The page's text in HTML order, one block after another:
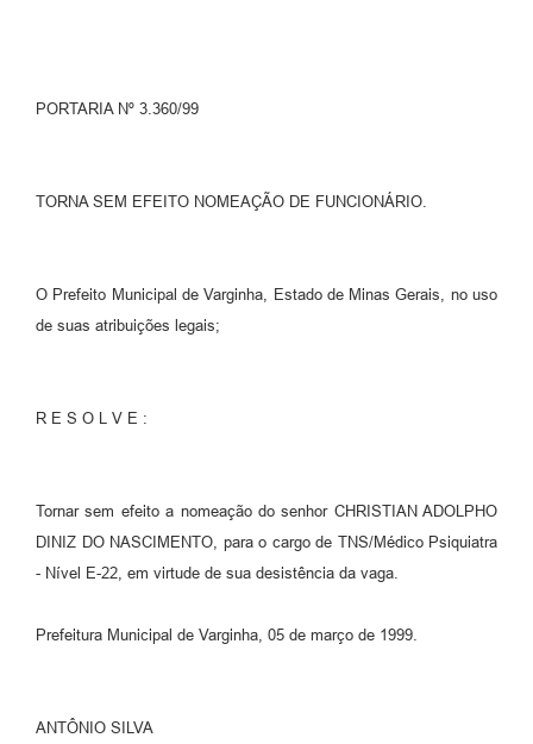
PORTARIA Nº 3.360/99
TORNA SEM EFEITO NOMEAÇÃO DE FUNCIONÁRIO.
O Prefeito Municipal de Varginha, Estado de Minas Gerais, no uso
de suas atribuições legais;
R E S O L V E :
Tornar sem efeito a nomeação do senhor CHRISTIAN ADOLPHO
DINIZ DO NASCIMENTO, para o cargo de TNS/Médico Psiquiatra
- Nível E-22, em virtude de sua desistência da vaga.
Prefeitura Municipal de Varginha, 05 de março de 1999.
ANTÔNIO SILVA